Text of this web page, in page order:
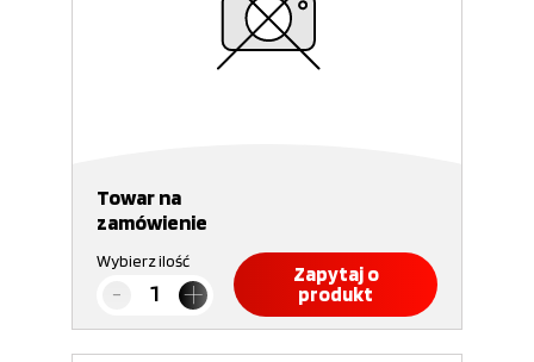
Towar na
zamówienie
Wybierz ilość
Zapytaj o
produkt